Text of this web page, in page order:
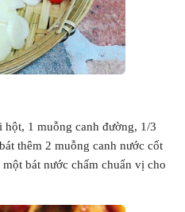
1 muỗng canh đường, 1/3
thêm 2 muỗng canh nước cốt
bát nước chấm chuẩn vị cho